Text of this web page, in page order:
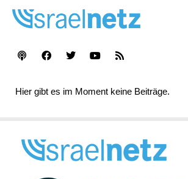
Hier gibt es im Moment keine Beiträge.